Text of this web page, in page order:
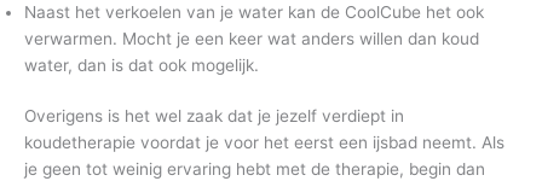
Naast het verkoelen van je water kan de CoolCube het ook
verwarmen. Mocht je een keer wat anders willen dan koud
water, dan is dat ook mogelijk.
Overigens is het wel zaak dat je jezelf verdiept in
koudetherapie voordat je voor het eerst een ijsbad neemt. Als
je geen tot weinig ervaring hebt met de therapie, begin dan